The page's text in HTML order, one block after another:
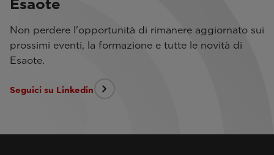
Esaote
Non perdere l'opportunità di rimanere aggiornato sui
prossimi eventi, la formazione e tutte le novità di
Esaote.
Seguici su Linkedin